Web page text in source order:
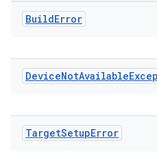
BuildError
DeviceNotAvailable
TargetSetupError